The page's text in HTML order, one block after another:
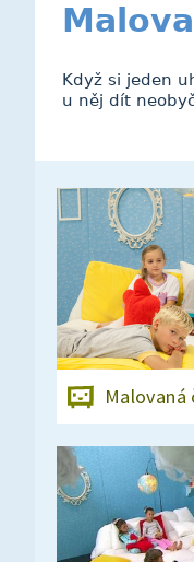
Když si jeden
u něj dít
Malovaná